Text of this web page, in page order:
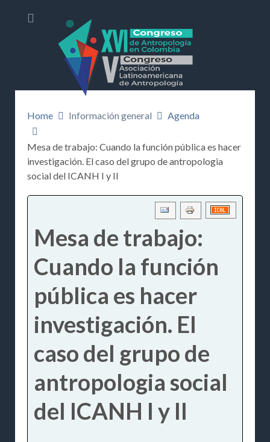
Home Información general Agenda
Mesa de trabajo: Cuando la función pública es hacer
investigación. El caso del grupo de antropologia
social del ICANH I y II
Mesa de trabajo:
Cuando la función
pública es hacer
investigación. El
caso del grupo de
antropologia social
del ICANH I y II